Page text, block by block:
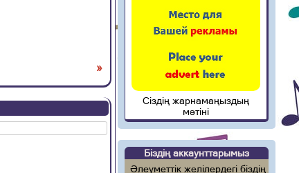
»
Сіздің жарнамаңыздың
мәтіні
Біздің аккаунттарымыз
Әлеуметтік желілердегі біздің